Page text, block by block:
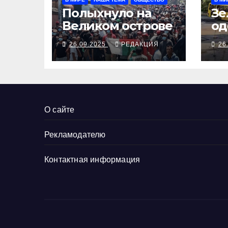
Полыхнуло на
Великом острове
26.09.2025 РЕДАКЦИЯ
О сайте
Рекламодателю
Контактная информация